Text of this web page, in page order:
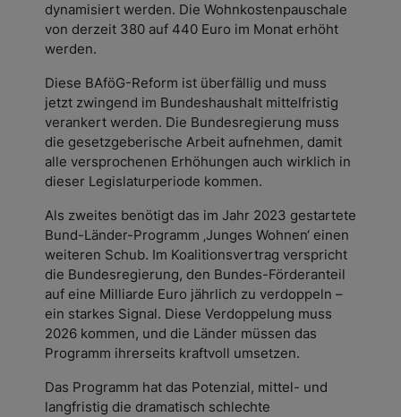
dynamisiert werden. Die Wohnkostenpauschale
von derzeit 380 auf 440 Euro im Monat erhöht
werden.
Diese BAföG-Reform ist überfällig und muss
jetzt zwingend im Bundeshaushalt mittelfristig
verankert werden. Die Bundesregierung muss
die gesetzgeberische Arbeit aufnehmen, damit
alle versprochenen Erhöhungen auch wirklich in
dieser Legislaturperiode kommen.
Als zweites benötigt das im Jahr 2023 gestartete
Bund-Länder-Programm ‚Junges Wohnen‘ einen
weiteren Schub. Im Koalitionsvertrag verspricht
die Bundesregierung, den Bundes-Förderanteil
auf eine Milliarde Euro jährlich zu verdoppeln –
ein starkes Signal. Diese Verdoppelung muss
2026 kommen, und die Länder müssen das
Programm ihrerseits kraftvoll umsetzen.
Das Programm hat das Potenzial, mittel- und
langfristig die dramatisch schlechte